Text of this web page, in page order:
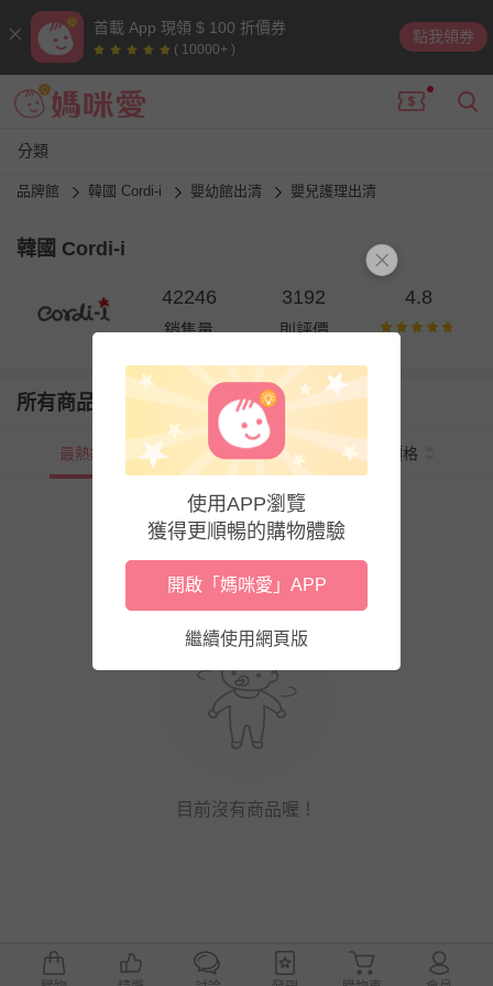
首載 App 現領 $ 100 折價券
( 10000+ )
點我領券
分類
品牌館 韓國 Cordi-i 嬰幼館出清 嬰兒護理出清
韓國 Cordi-i
42246
銷售量
3192
則評價
4.8
所有商品
最熱銷 新上市 價格
目前沒有商品喔！
使用APP瀏覽
獲得更順暢的購物體驗
開啟「媽咪愛」APP
繼續使用網頁版